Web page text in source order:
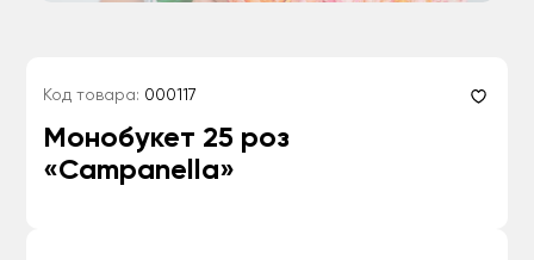
Код товара: 000117
Монобукет 25 роз
«Campanella»